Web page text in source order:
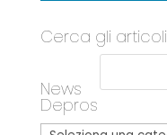
Cerca gli articoli
News
Depros